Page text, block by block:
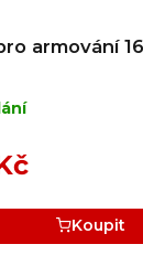
armování
Koupit